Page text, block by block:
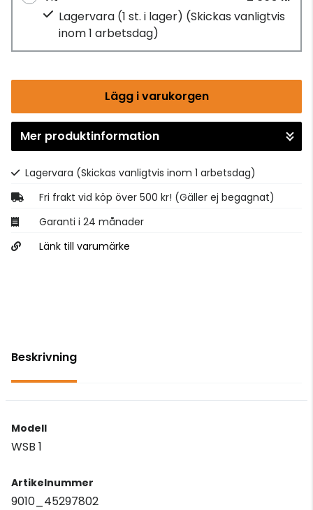
Lagervara (1 st. i lager) (Skickas vanligtvis
inom 1 arbetsdag)
Lägg i varukorgen
Gå till kassan
Mer produktinformation
Lagervara (Skickas vanligtvis inom 1 arbetsdag)
Fri frakt vid köp över 500 kr! (Gäller ej begagnat)
Garanti i 24 månader
Länk till varumärke
Beskrivning
Modell
WSB 1
Artikelnummer
9010_45297802